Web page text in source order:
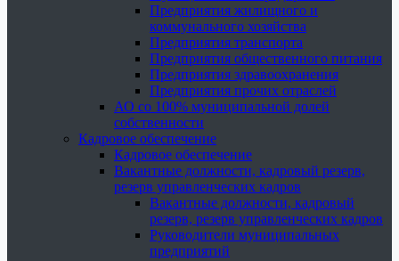
Предприятия жилищного и
коммунального хозяйства
Предприятия транспорта
Предприятия общественного питания
Предприятия здравоохранения
Предприятия прочих отраслей
АО со 100% муниципальной долей
собственности
Кадровое обеспечение
Кадровое обеспечение
Вакантные должности, кадровый резерв,
резерв управленческих кадров
Вакантные должности, кадровый
резерв, резерв управленческих кадров
Руководители муниципальных
предприятий